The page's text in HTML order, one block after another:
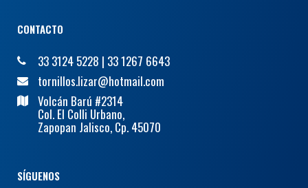
CONTACTO
33 3124 5228 | 33 1267 6643
tornillos.lizar@hotmail.com
Volcán Barú #2314
Col. El Colli Urbano,
Zapopan Jalisco, Cp. 45070
SÍGUENOS